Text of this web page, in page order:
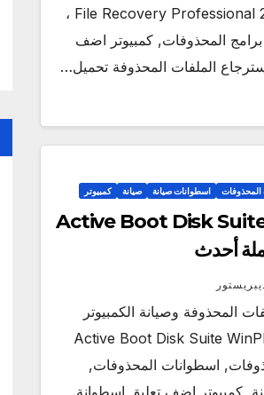
File Recovery Professional 25.0.12 Full Ibrahim ،
المحذوفات, كمبيوتر اضف
الملفات المحذوفة تحميل…
اسطوانات صيانة صيانة كمبيوتر
Active Boot Disk
أحدث
المحذوفة وصيانة الكمبيوتر
Active Boot Disk Suite
اسطوانات المحذوفات,
كمبيوتر اضف تعليق اسطوانة